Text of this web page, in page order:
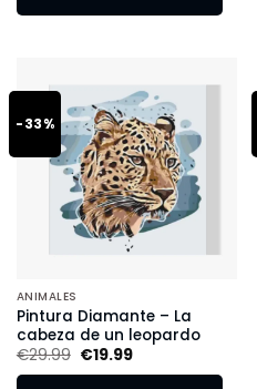
-33%
ANIMALES
Pintura Diamante – La
cabeza de un leopardo
€29.99 €19.99